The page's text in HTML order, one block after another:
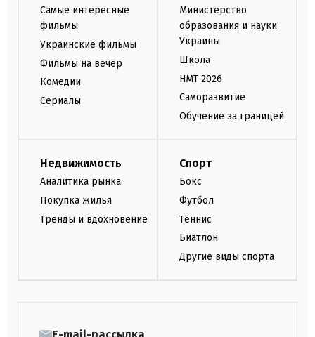
Самые интересные
фильмы
Украинские фильмы
Фильмы на вечер
Комедии
Сериалы
Министерство
образования и науки
Украины
Школа
НМТ 2026
Саморазвитие
Обучение за границей
Недвижимость
Аналитика рынка
Покупка жилья
Тренды и вдохновение
Спорт
Бокс
Футбол
Теннис
Биатлон
Другие виды спорта